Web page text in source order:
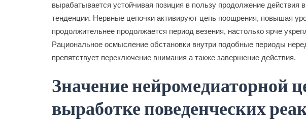
вырабатывается устойчивая позиция в пользу продолжение действия
тенденции. Нервные цепочки активируют цепь поощрения, повышая
продолжительнее продолжается период везения, настолько ярче
Рациональное осмысление обстановки внутри подобные периоды
препятствует переключение внимания а также завершение действия.
Значение нейромедиаторной
выработке поведенческих